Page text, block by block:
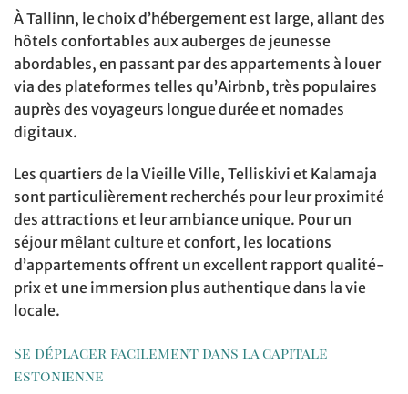
À Tallinn, le choix d’hébergement est large, allant des
hôtels confortables aux auberges de jeunesse
abordables, en passant par des appartements à louer
via des plateformes telles qu’Airbnb, très populaires
auprès des voyageurs longue durée et nomades
digitaux.
Les quartiers de la Vieille Ville, Telliskivi et Kalamaja
sont particulièrement recherchés pour leur proximité
des attractions et leur ambiance unique. Pour un
séjour mêlant culture et confort, les locations
d’appartements offrent un excellent rapport qualité-
prix et une immersion plus authentique dans la vie
locale.
Se déplacer facilement dans la capitale
estonienne